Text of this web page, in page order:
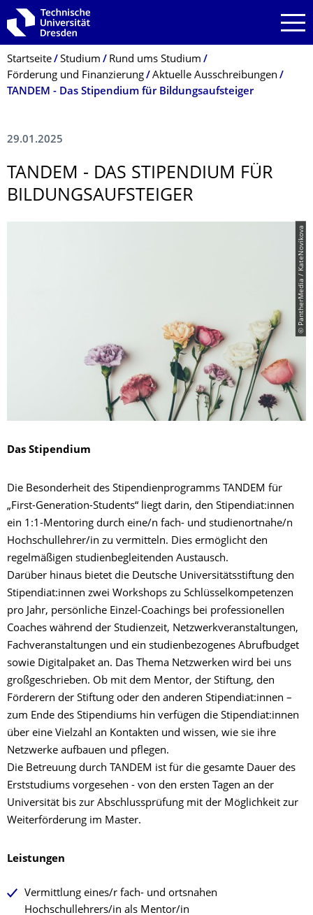
Zur Hauptnavigation springen
Zur Suche springen
Zum Inhalt springen
Breadcrumb-Menü
Startseite Studium
Rund ums Studium
Förderung und Finanzierung
Aktuelle Ausschreibungen
TANDEM - Das Stipendium für Bildungsauf­steiger
29.01.2025
TANDEM - DAS STIPENDIUM FÜR
BILDUNGSAUF­STEIGER
© PantherMedia / KateNovikova
Das Stipendium
Die Besonderheit des Stipendienprogramms TANDEM für
„First-Generation-Students“ liegt darin, den Stipendiat:innen
ein 1:1-Mentoring durch eine/n fach- und studienortnahe/n
Hochschullehrer/in zu vermitteln. Dies ermöglicht den
regelmäßigen studienbegleitenden Austausch.
Darüber hinaus bietet die Deutsche Universitätsstiftung den
Stipendiat:innen zwei Workshops zu Schlüsselkompetenzen
pro Jahr, persönliche Einzel-Coachings bei professionellen
Coaches während der Studienzeit, Netzwerkveranstaltungen,
Fachveranstaltungen und ein studienbezogenes Abrufbudget
sowie Digitalpaket an. Das Thema Netzwerken wird bei uns
großgeschrieben. Ob mit dem Mentor, der Stiftung, den
Förderern der Stiftung oder den anderen Stipendiat:innen –
zum Ende des Stipendiums hin verfügen die Stipendiat:innen
über eine Vielzahl an Kontakten und wissen, wie sie ihre
Netzwerke aufbauen und pflegen.
Die Betreuung durch TANDEM ist für die gesamte Dauer des
Erststudiums vorgesehen - von den ersten Tagen an der
Universität bis zur Abschlussprüfung mit der Möglichkeit zur
Weiterförderung im Master.
Leistungen
Vermittlung eines/r fach- und ortsnahen
Hochschullehrers/in als Mentor/in